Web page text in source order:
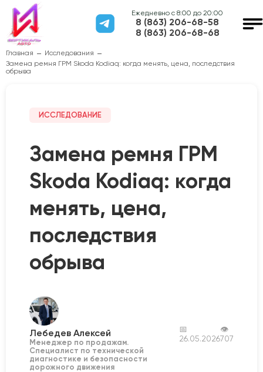
Ежедневно с 8:00 до 20:00
8 (863) 206-68-58
8 (863) 206-68-68
Главная
Исследования
Замена ремня ГРМ Skoda Kodiaq: когда менять, цена, последствия
обрыва
ИССЛЕДОВАНИЕ
Замена ремня ГРМ
Skoda Kodiaq: когда
менять, цена,
последствия
обрыва
Лебедев Алексей
Менеджер по продажам.
Специалист по технической
диагностике и безопасности
дорожного движения
📅
26.05.2026
👁
707